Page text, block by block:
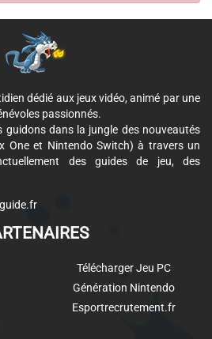
dédié aux jeux vidéo, animé par une
passionnés.
guidons dans la jungle des nouveautés
One et Nintendo Switch) à travers un
des guides de jeu, des
Télécharger Jeu PC
Génération Nintendo
Esportrecrutement.fr